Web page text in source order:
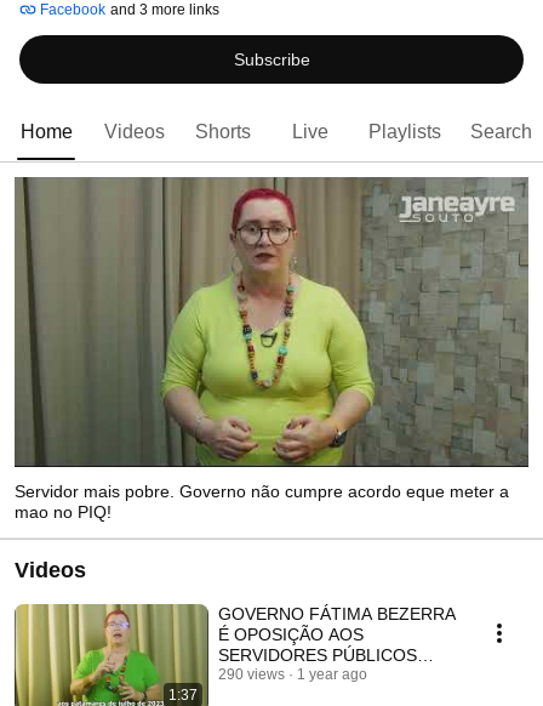
Caicó, natural do Ceará mas caicoense de coração.
Facebook and 3 more links
Subscribe
Home Videos Shorts Live Playlists Search
Servidor mais pobre. Governo não cumpre acordo eque meter a
mao no PIQ!
Videos
1:37
GOVERNO FÁTIMA BEZERRA
É OPOSIÇÃO AOS
SERVIDORES PÚBLICOS
MAIS POBRES NO RN
290 views 1 year ago